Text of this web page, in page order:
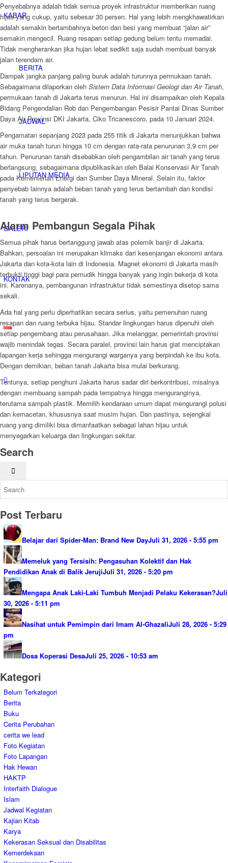
KABAR
BERITA
JADWAL
LIPUTAN MEDIA
GALERI
KONTAK
Penyebabnya adalah tidak semua proyek infrastruktur memberikan ruang
hijau yang cukup, yaitu sebesar 30 persen. Hal yang lebih mengkhawatirkan
adalah semakin bertambahnya beton dan besi yang membuat “jalan air”
semakin mengecil. Ruang resapan setiap gedung belum tentu memadai.
Tidak mengherankan jika hujan lebat sedikit saja sudah membuat banyak
jalan terendam air.
Dampak jangka panjang paling buruk adalah turunnya permukaan tanah.
Sebagaimana dilaporkan oleh Sistem Data Informasi Geologi dan Air Tanah,
permukaan tanah di Jakarta terus menurun. Hal ini disampaikan oleh Kepala
Bidang Pengendalian Rob dan Pengembangan Pesisir Pantai Dinas Sumber
Daya Air Provinsi DKI Jakarta, Ciko Tricanescoro, pada 10 Januari 2024.
Pengamatan sepanjang 2023 pada 255 titik di Jakarta menunjukkan bahwa
air muka tanah turun hingga 10 cm dengan rata-rata penurunan 3,9 cm per
tahun. Penurunan tanah disebabkan oleh pengambilan air tanah yang terus
berlangsung, sebagaimana dipublikasikan oleh Balai Konservasi Air Tanah
pada Kementerian Energi dan Sumber Daya Mineral. Selain itu, faktor
penyebab lainnya adalah beban tanah yang terus bertambah dan kondisi
tanah yang terus bergerak.
Alarm Pembangun Segala Pihak
Semua pihak harus bertanggung jawab atas polemik banjir di Jakarta.
Bahkan, persoalan ini merupakan klimaks dari kesenjangan ekonomi antara
Jakarta dan kota-kota lain di Indonesia. Magnet ekonomi di Jakarta masih
terbukti tinggi bagi para pemudik hingga banyak yang ingin bekerja di kota
ini. Karenanya, pembangunan infrastruktur tidak semestinya disetop sama
sekali.
Ada hal yang perlu diperhatikan secara serius, yaitu pemenuhan ruang
resapan dan ruang terbuka hijau. Standar lingkungan harus dipenuhi oleh
setiap pengembang atau perusahaan. Jika melanggar, pemerintah provinsi
wajib menindak tegas. Secara paralel, provinsi lain harus giat menciptakan
lapangan kerja sehingga mengurangi warganya yang berpindah ke ibu kota.
Dengan demikian, beban tanah Jakarta bisa mulai berkurang.
Tentunya, setiap penghuni Jakarta harus sadar diri berkontribusi, misalnya
dengan membuang sampah pada tempatnya hingga menguranginya,
terutama sampah plastik. Memilih kendaraan umum dapat mengurangi polusi
dan kemacetan, khususnya saat musim hujan. Dan pastinya, sejengkal
ruang yang dimiliki bisa dimanfaatkan sebagai lahan hijau untuk
menyegarkan keluarga dan lingkungan sekitar.
Search
Post Terbaru
Belajar dari Spider-Man: Brand New DayJuli 31, 2026 - 5:55 pm
Memeluk yang Tersisih: Pengasuhan Kolektif dan Hak
Pendidikan Anak di Balik JerujiJuli 31, 2026 - 5:20 pm
Mengapa Anak Laki-Laki Tumbuh Menjadi Pelaku Kekerasan?Juli
30, 2026 - 5:11 pm
Nasihat untuk Pemimpin dari Imam Al-GhazaliJuli 28, 2026 - 5:29
pm
Dosa Koperasi DesaJuli 25, 2026 - 10:53 am
Kategori
Belum Terkategori
Berita
Buku
Cerita Perubahan
cerita we lead
Foto Kegiatan
Foto Lapangan
Hak Hewan
HAKTP
Interfaith Dialogue
Islam
Jadwal Kegiatan
Kajian Kitab
Karya
Kekerasan Seksual dan Disabilitas
Kemerdekaan